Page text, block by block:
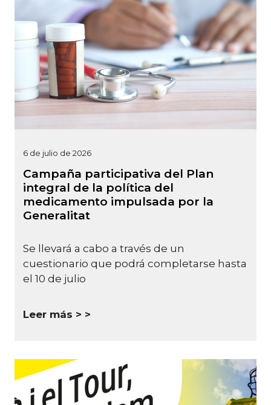
6 de julio de 2026
Campaña participativa del Plan
integral de la política del
medicamento impulsada por la
Generalitat
Se llevará a cabo a través de un
cuestionario que podrá completarse hasta
el 10 de julio
Leer más >